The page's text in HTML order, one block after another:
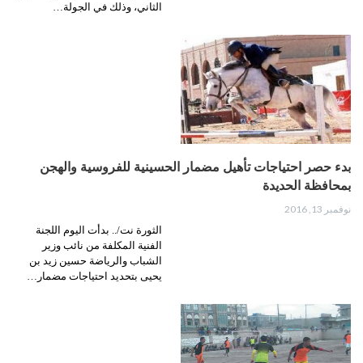
الثاني، وذلك في الجولة…
بدء حصر احتياجات تأهيل مضمار الحسينية للفروسية والهجن
بمحافظة الحديدة
نوفمبر 13, 2016
الثورة نت/.. بدأت اليوم اللجنة
الفنية المكلفة من نائب وزير
الشباب والرياضة حسين زيد بن
يحيى بتحديد احتياجات مضمار…